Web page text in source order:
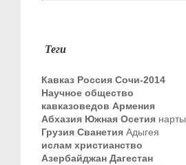
Теги
Кавказ Россия Сочи-2014
Научное общество
кавказоведов Армения
Абхазия Южная Осетия нарты
Грузия Сванетия Адыгея
ислам христианство
Азербайджан Дагестан